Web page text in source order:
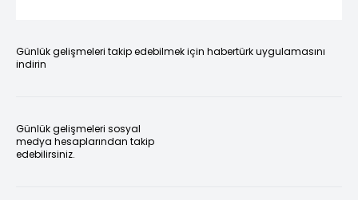
Günlük gelişmeleri takip edebilmek için habertürk uygulamasını
indirin
Günlük gelişmeleri sosyal
medya hesaplarından takip
edebilirsiniz.